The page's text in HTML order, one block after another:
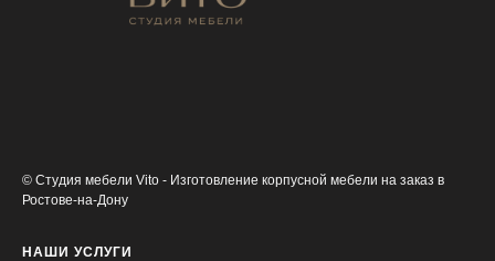
© Студия мебели Vito - Изготовление корпусной мебели на заказ в
Ростове-на-Дону
НАШИ УСЛУГИ